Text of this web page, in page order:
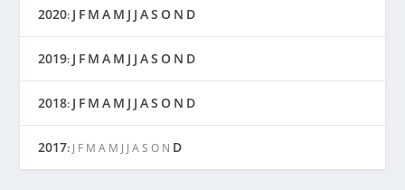
2020: J F M A M J J AS O N D
2019: J F M A M J J AS O N D
2018: J F M A M J J AS O N D
2017: J F M A M J J A S O N D